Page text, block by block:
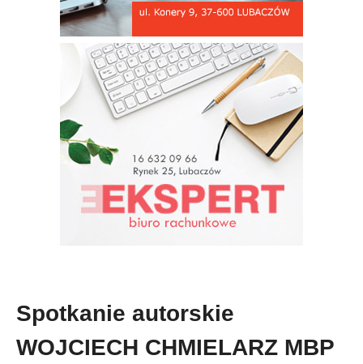
Spotkanie autorskie
WOJCIECH CHMIELARZ MBP